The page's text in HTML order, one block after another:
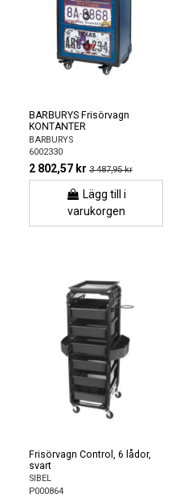
BARBURYS Frisörvagn
KONTANTER
BARBURYS
6002330
2 802,57 kr 3 487,95 kr
Lägg till i
varukorgen
Frisörvagn Control, 6 lådor,
svart
SIBEL
P000864